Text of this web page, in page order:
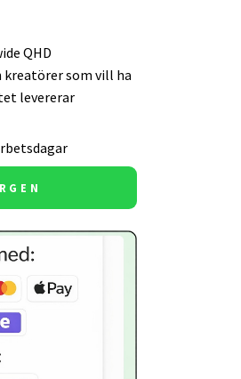
QHD
kreatörer som vill ha
levererar